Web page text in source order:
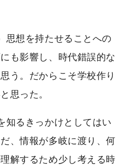
思想を持たせることへの
も影響し、時代錯誤的な
う。だからこそ学校作り
思った。
知るきっかけとしてはい
、情報が多岐に渡り、何
解するため少し考える時